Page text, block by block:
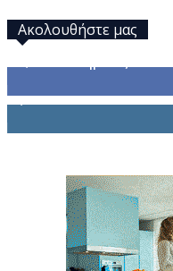
Ακολουθήστε μας